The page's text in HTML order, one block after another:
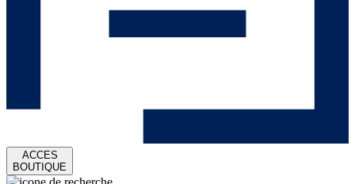
ACCES
BOUTIQUE